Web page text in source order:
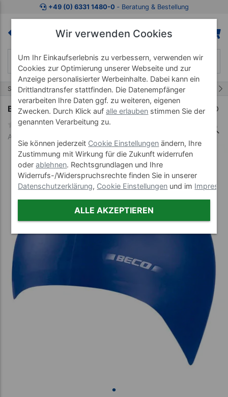
Zum Kaufbereich springen Zur Produktbeschreibung
+49 (0) 6331 1480-0 ‐ Beratung & Bestellung
Start Wassergymnastik Tauchsport
BECO Schwimmhaube SOLID aus Latex
Art-Nr. 04660--01
Wir verwenden Cookies
Um Ihr Einkaufserlebnis zu verbessern, verwenden wir
Cookies zur Optimierung unserer Webseite und zur
Anzeige personalisierter Werbeinhalte. Dabei kann ein
Drittlandtransfer stattfinden. Die Datenempfänger
verarbeiten Ihre Daten ggf. zu weiteren, eigenen
Zwecken. Durch Klick aufalle erlauben stimmen Sie der
genannten Verarbeitung zu.
Sie können jederzeit Cookie Einstellungen ändern, Ihre
Zustimmung mit Wirkung für die Zukunft widerrufen
oderablehnen. Rechtsgrundlagen und Ihre
Widerrufs-/Widerspruchsrechte finden Sie in unserer
Datenschutzerklärung, Cookie Einstellungen und im
ALLE AKZEPTIEREN